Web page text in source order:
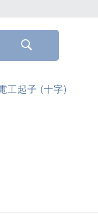
工起子 (十字)